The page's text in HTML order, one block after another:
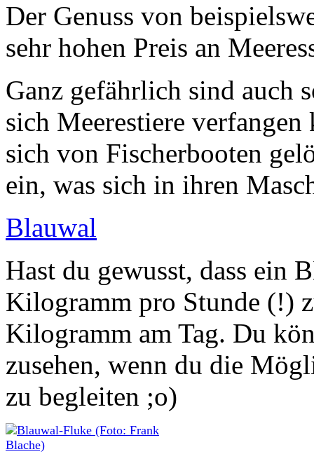
Der Genuss von
sehr hohen Preis an
Ganz gefährlich sind auch
sich Meerestiere
sich von Fischerbooten
ein, was sich in ihren
Blauwal
Hast du gewusst, dass
Kilogramm pro Stunde (!)
Kilogramm am Tag. Du
zusehen, wenn du die
zu begleiten ;o)